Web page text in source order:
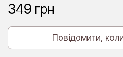
349 грн
Повідомити,